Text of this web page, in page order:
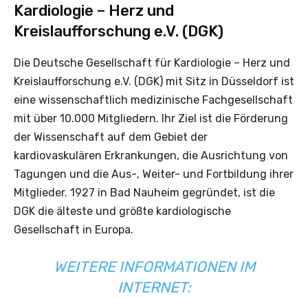
Kardiologie – Herz und
Kreislaufforschung e.V. (DGK)
Die Deutsche Gesellschaft für Kardiologie – Herz und
Kreislaufforschung e.V. (DGK) mit Sitz in Düsseldorf ist
eine wissenschaftlich medizinische Fachgesellschaft
mit über 10.000 Mitgliedern. Ihr Ziel ist die Förderung
der Wissenschaft auf dem Gebiet der
kardiovaskulären Erkrankungen, die Ausrichtung von
Tagungen und die Aus-, Weiter- und Fortbildung ihrer
Mitglieder. 1927 in Bad Nauheim gegründet, ist die
DGK die älteste und größte kardiologische
Gesellschaft in Europa.
WEITERE INFORMATIONEN IM
INTERNET: